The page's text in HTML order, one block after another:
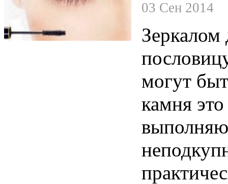
03 Сен 2014
Зеркалом
могут
камня это